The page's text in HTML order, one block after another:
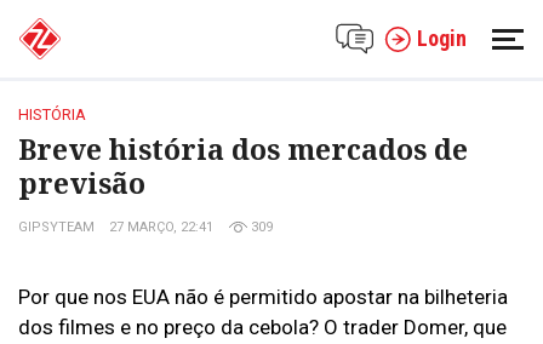
Login
HISTÓRIA
Breve história dos mercados de
previsão
GIPSYTEAM 27 MARÇO, 22:41 309
Por que nos EUA não é permitido apostar na bilheteria
dos filmes e no preço da cebola? O trader Domer, que